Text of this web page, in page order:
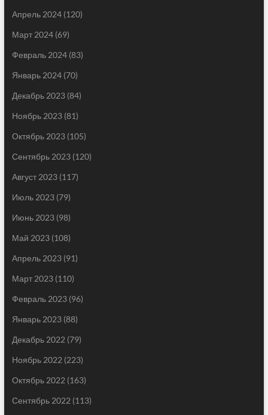
Апрель 2024(120)
Март 2024(69)
Февраль 2024(83)
Январь 2024(70)
Декабрь 2023(84)
Ноябрь 2023(81)
Октябрь 2023(105)
Сентябрь 2023(120)
Август 2023(117)
Июль 2023(79)
Июнь 2023(98)
Май 2023(108)
Апрель 2023(91)
Март 2023(110)
Февраль 2023(96)
Январь 2023(88)
Декабрь 2022 (79)
Ноябрь 2022 (223)
Октябрь 2022 (163)
Сентябрь 2022 (113)